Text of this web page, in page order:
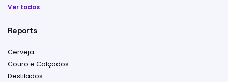
Ver todos
Reports
Cerveja
Couro e Calçados
Destilados